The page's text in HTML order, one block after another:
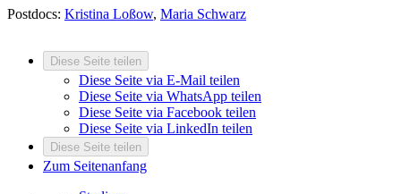
Postdocs: Kristina Loßow, Maria Schwarz
Diese Seite teilen
Diese Seite via E-Mail teilen
Diese Seite via WhatsApp teilen
Diese Seite via Facebook teilen
Diese Seite via LinkedIn teilen
Diese Seite teilen
Zum Seitenanfang